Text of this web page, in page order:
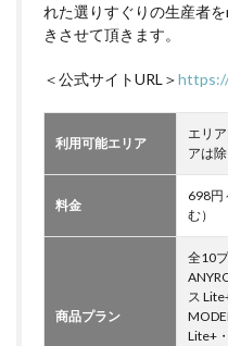
れた選りすぐりの生産者
きさせて頂きます。
＜公式サイトURL＞
利用可能エリア
エリ
アは除
料金
698円
む）
商品プラン
全10
ス
Lite+